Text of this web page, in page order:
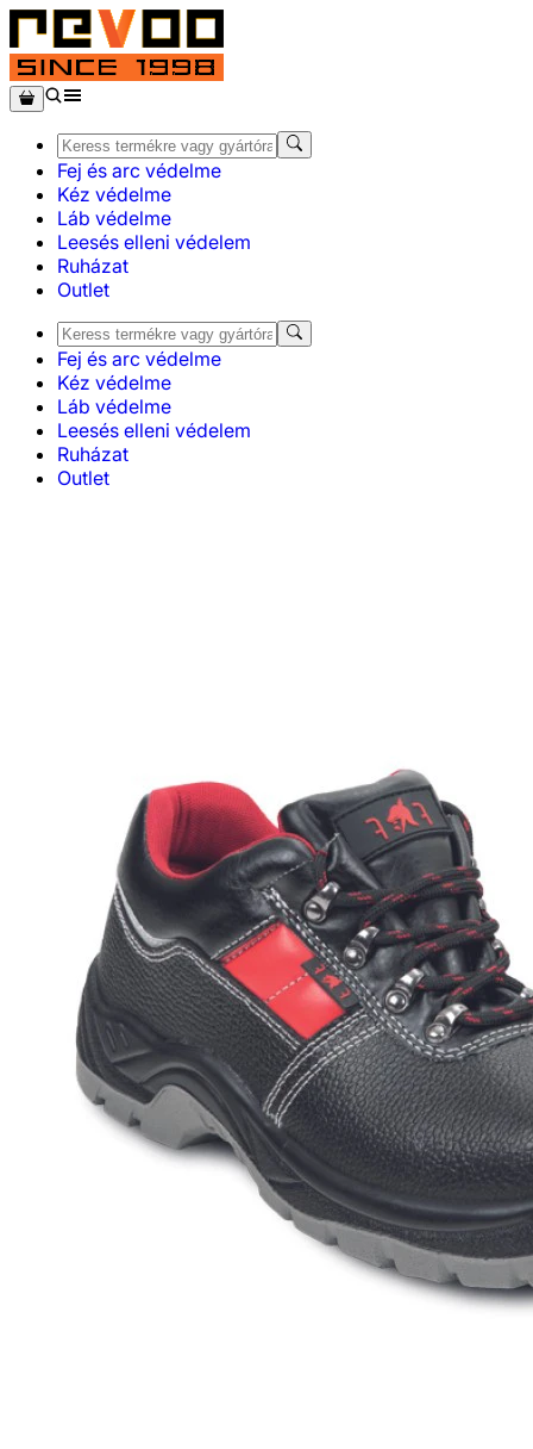
Fej és arc védelme
Kéz védelme
Láb védelme
Leesés elleni védelem
Ruházat
Outlet
Fej és arc védelme
Kéz védelme
Láb védelme
Leesés elleni védelem
Ruházat
Outlet